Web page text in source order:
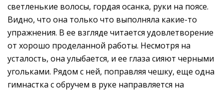
светленькие волосы, гордая осанка, руки на поясе.
Видно, что она только что выполняла какие-то
упражнения. В ее взгляде читается удовлетворение
от хорошо проделанной работы. Несмотря на
усталость, она улыбается, и ее глаза сияют черными
угольками. Рядом с ней, поправляя чешку, еще одна
гимнастка с обручем в руке направляется на